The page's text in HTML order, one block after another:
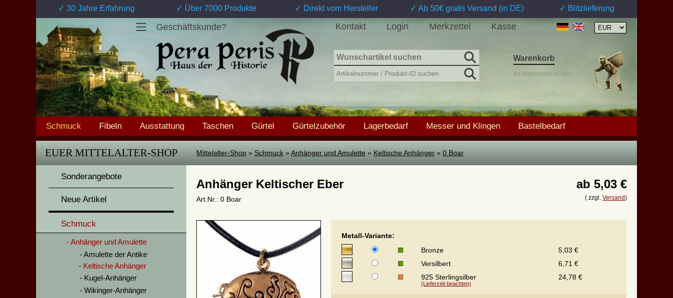
✓ 30 Jahre Erfahrung ✓ Über 7000 Produkte ✓ Direkt vom Hersteller ✓ Ab 50€ gratis Versand (in DE) ✓ Blitzlieferung
Geschäftskunde? Kontakt Login Merkzettel Kasse
Schmuck Fibeln Ausstattung Taschen Gürtel Gürtelzubehör Lagerbedarf Messer und Klingen Bastelbedarf
Warenkorb
Ihr Warenkorb ist leer.
EUER MITTELALTER-SHOP
Sonderangebote
Neue Artikel
Schmuck
Anhänger und Amulette
Amulette der Antike
Keltische Anhänger
Kugel-Anhänger
Wikinger-Anhänger
Mittelalter-Shop » Schmuck »Anhänger und Amulette » Keltische Anhänger » 0 Boar
Anhänger Keltischer Eber
Art.Nr.: 0 Boar
ab 5,03 €
( zzgl. Versand)
Metall-Variante:
Bronze
5,03 €
Versilbert
6,71 €
925 Sterlingsilber
(Lieferzeit beachten)
24,78 €